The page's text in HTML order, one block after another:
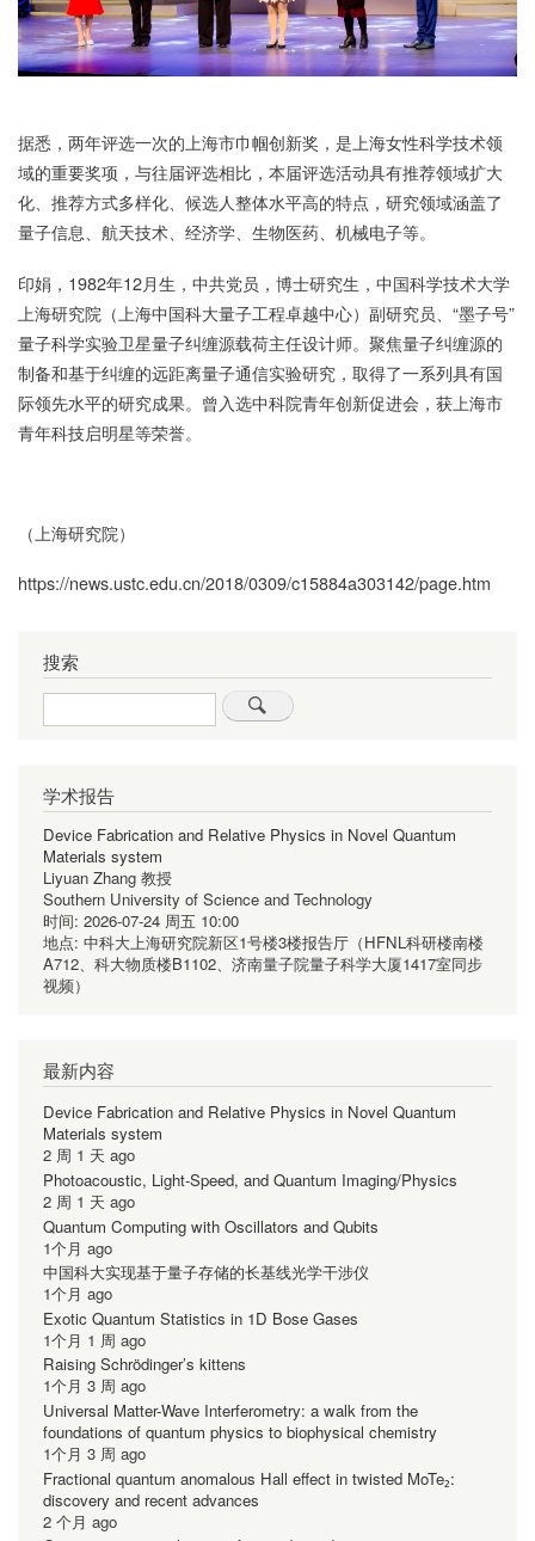
据悉，两年评选一次的上海市巾帼创新奖，是上海女性科学技术领
域的重要奖项，与往届评选相比，本届评选活动具有推荐领域扩大
化、推荐方式多样化、候选人整体水平高的特点，研究领域涵盖了
量子信息、航天技术、经济学、生物医药、机械电子等。
印娟，1982年12月生，中共党员，博士研究生，中国科学技术大学
上海研究院（上海中国科大量子工程卓越中心）副研究员、“墨子号”
量子科学实验卫星量子纠缠源载荷主任设计师。聚焦量子纠缠源的
制备和基于纠缠的远距离量子通信实验研究，取得了一系列具有国
际领先水平的研究成果。曾入选中科院青年创新促进会，获上海市
青年科技启明星等荣誉。
（上海研究院）
https://news.ustc.edu.cn/2018/0309/c15884a303142/page.htm
搜索
Search
学术报告
Device Fabrication and Relative Physics in Novel Quantum
Materials system
Liyuan Zhang 教授
Southern University of Science and Technology
时间: 2026-07-24 周五 10:00
地点: 中科大上海研究院新区1号楼3楼报告厅（HFNL科研楼南楼
A712、科大物质楼B1102、济南量子院量子科学大厦1417室同步
视频）
最新内容
Device Fabrication and Relative Physics in Novel Quantum
Materials system
2 周 1 天 ago
Photoacoustic, Light-Speed, and Quantum Imaging/Physics
2 周 1 天 ago
Quantum Computing with Oscillators and Qubits
1个月 ago
中国科大实现基于量子存储的长基线光学干涉仪
1个月 ago
Exotic Quantum Statistics in 1D Bose Gases
1个月 1 周 ago
Raising Schrödinger’s kittens
1个月 3 周 ago
Universal Matter-Wave Interferometry: a walk from the
foundations of quantum physics to biophysical chemistry
1个月 3 周 ago
Fractional quantum anomalous Hall effect in twisted MoTe₂:
discovery and recent advances
2 个月 ago